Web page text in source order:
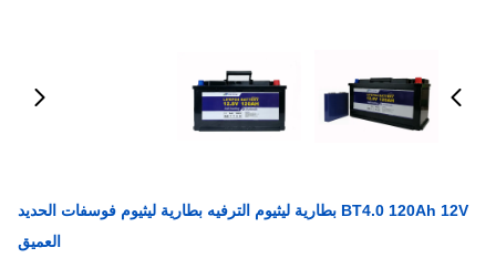
BT4.0 120Ah 12V بطارية ليثيوم الترفيه بطارية ليثيوم فوسفات الحديد
العميق